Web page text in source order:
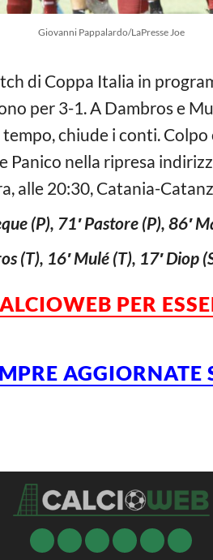
Giovanni Pappalardo/LaPresse Joe
di Coppa Italia in
per 3-1. A Dambros e
chiude i conti.
Panico nella ripresa
alle 20:30, Catania-
(P), 71′ Pastore (P), 86′
(T), 16′ Mulé (T), 17′ Diop
PER
AGGIORNATE